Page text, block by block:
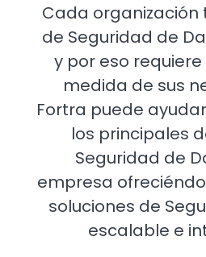
Cada organización
de Seguridad de
y por eso
medida de sus
Fortra puede
los principales
Seguridad de
empresa
soluciones de
escalable e